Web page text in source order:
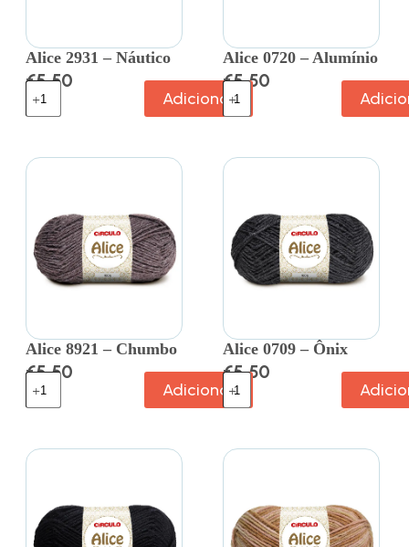
Alice 2931 – Náutico
€5.50
Adicionar
Alice 0720 – Alumínio
€5.50
Alice 8921 – Chumbo
€5.50
Adicionar
Alice 0709 – Ônix
€5.50